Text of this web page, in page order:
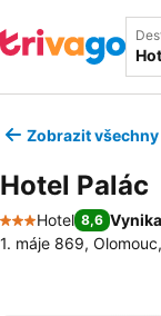
Zobrazit
Hotel Palác
3 Počet hvězdiček
Hotel 8,6
1. máje 869,